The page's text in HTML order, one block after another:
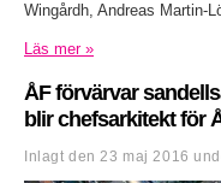
Wingårdh, Andreas Martin-
Läs mer »
ÅF förvärvar
blir chefsarkitekt för
Inlagt den 23 maj 2016